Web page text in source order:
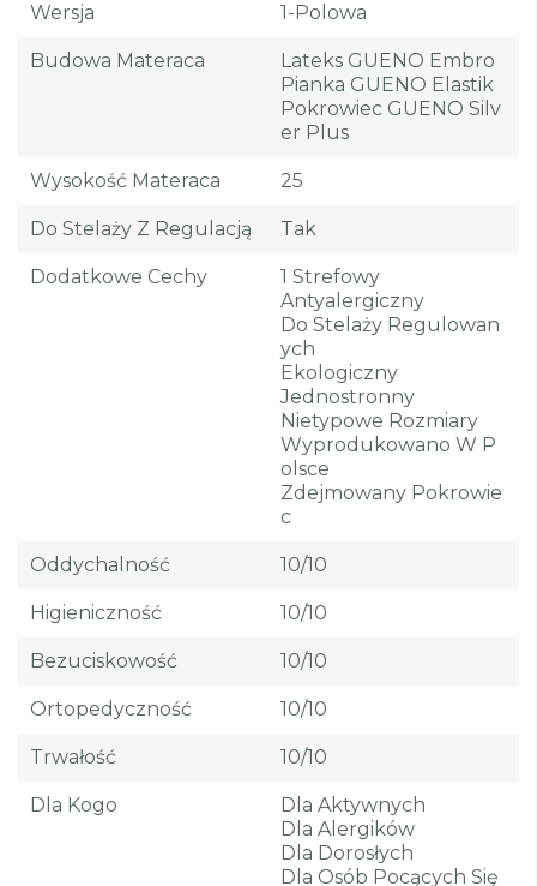
Wersja 1-Polowa
Budowa Materaca
Lateks GUENO Embro
Pianka GUENO Elastik
Pokrowiec GUENO Silv
Er Plus
Wysokość Materaca 25
Do Stelaży Z Regulacją Tak
Dodatkowe Cechy
1 Strefowy
Antyalergiczny
Do Stelaży Regulowan
Ych
Ekologiczny
Jednostronny
Nietypowe Rozmiary
Wyprodukowano W P
Olsce
Zdejmowany Pokrowie
C
Oddychalność 10/10
Higieniczność 10/10
Bezuciskowość 10/10
Ortopedyczność 10/10
Trwałość 10/10
Dla Kogo
Dla Aktywnych
Dla Alergików
Dla Dorosłych
Dla Osób Pocących Się